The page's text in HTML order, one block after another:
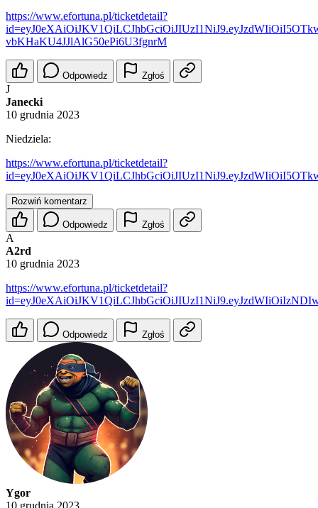
https://www.efortuna.pl/ticketdetail?
vbKHaKU4JJlAlG50ePi6U3fgnrM
Odpowiedz Zgłoś
J
Janecki
10 grudnia 2023
Niedziela:
https://www.efortuna.pl/ticketdetail?
Rozwiń komentarz
Odpowiedz Zgłoś
A
A2rd
10 grudnia 2023
https://www.efortuna.pl/ticketdetail?
Odpowiedz Zgłoś
Ygor
10 grudnia 2023